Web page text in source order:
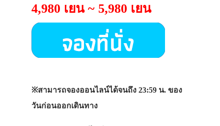
4,980 เยน ~ 5,980 เยน
※สามารถจองออนไลน์ได้จนถึง 23:59 น. ของ
วันก่อนออกเดินทาง